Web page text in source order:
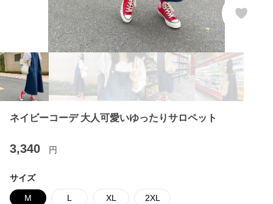
ネイビーコーデ 大人可愛いゆったりサロペット
3,340 円
サイズ
M L XL 2XL